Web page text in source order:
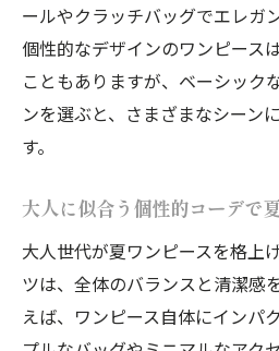
大人の体型悩みを解
夏ワンピ
体型カバーを意識し
個性的コーデで上品＆
び方
上品さを保つ個性的
ポイント
ールやクラッチバッグでエレガ
個性的なデザインのワンピース
こともありますが、ベーシック
ンを選ぶと、さまざまなシーン
す。
大人に似合う個性的コーデで
大人世代が夏ワンピースを格上
ツは、全体のバランスと清潔感
えば、ワンピース自体にインパ